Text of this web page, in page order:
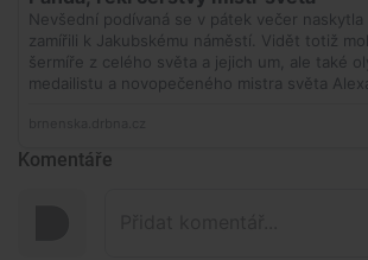
Komentáře